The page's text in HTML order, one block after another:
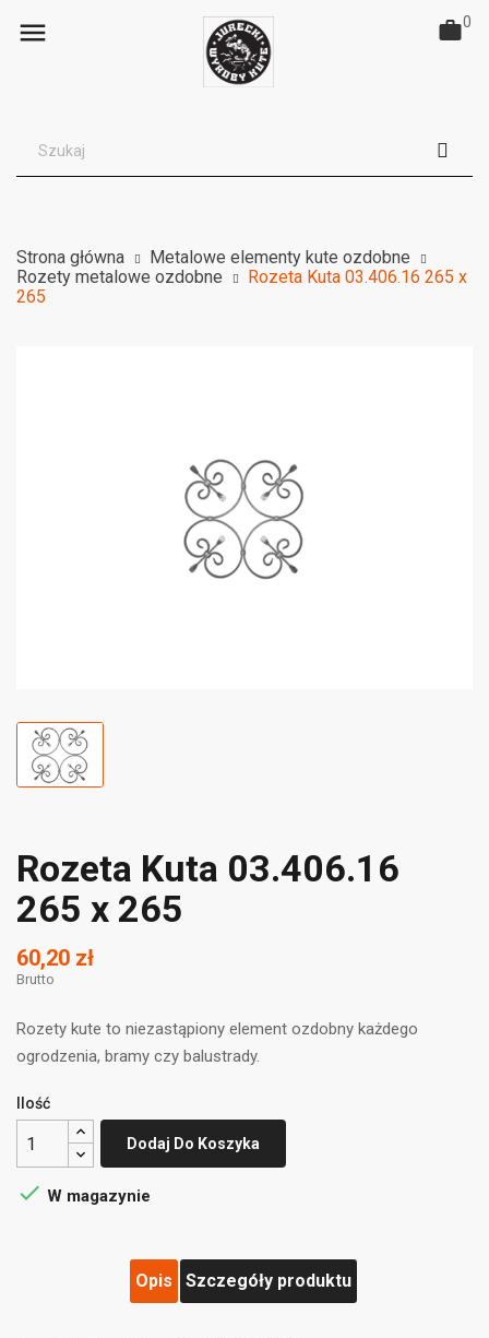
 0
Strona główna
Metalowe elementy kute ozdobne
Rozety metalowe ozdobne
Rozeta Kuta 03.406.16 265 x
265
Rozeta Kuta 03.406.16
265 x 265
60,20 zł
Brutto
Rozety kute to niezastąpiony element ozdobny każdego
ogrodzenia, bramy czy balustrady.
Ilość
Dodaj Do Koszyka
 W magazynie
Opis Szczegóły produktu